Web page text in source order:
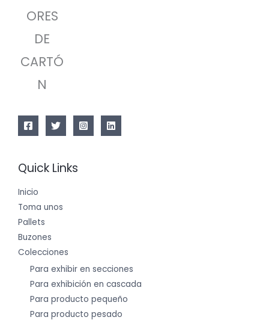
ORES
DE
CARTÓ
N
Quick Links
Inicio
Toma unos
Pallets
Buzones
Colecciones
Para exhibir en secciones
Para exhibición en cascada
Para producto pequeño
Para producto pesado